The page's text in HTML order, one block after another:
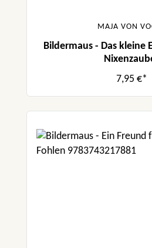
MAJA VON
Bildermaus - Das kleine
7,95 €*